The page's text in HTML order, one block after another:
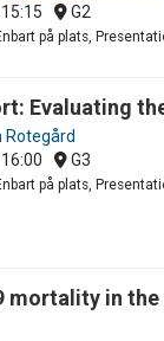
G2
på plats,
Evaluating
Rotegård
G3
på plats,
mortality in